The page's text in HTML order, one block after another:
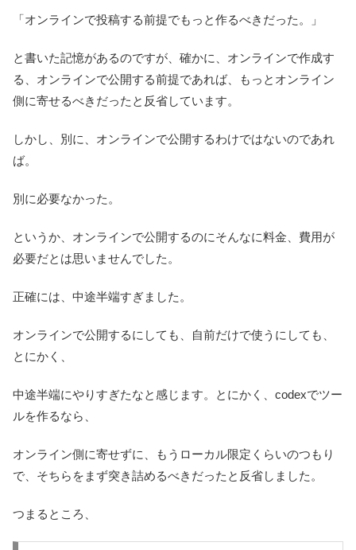
「オンラインで投稿する前提でもっと作るべきだった。」
と書いた記憶があるのですが、確かに、オンラインで作成す
る、オンラインで公開する前提であれば、もっとオンライン
側に寄せるべきだったと反省しています。
しかし、別に、オンラインで公開するわけではないのであれ
ば。
別に必要なかった。
というか、オンラインで公開するのにそんなに料金、費用が
必要だとは思いませんでした。
正確には、中途半端すぎました。
オンラインで公開するにしても、自前だけで使うにしても、
とにかく、
中途半端にやりすぎたなと感じます。とにかく、codexでツー
ルを作るなら、
オンライン側に寄せずに、もうローカル限定くらいのつもり
で、そちらをまず突き詰めるべきだったと反省しました。
つまるところ、